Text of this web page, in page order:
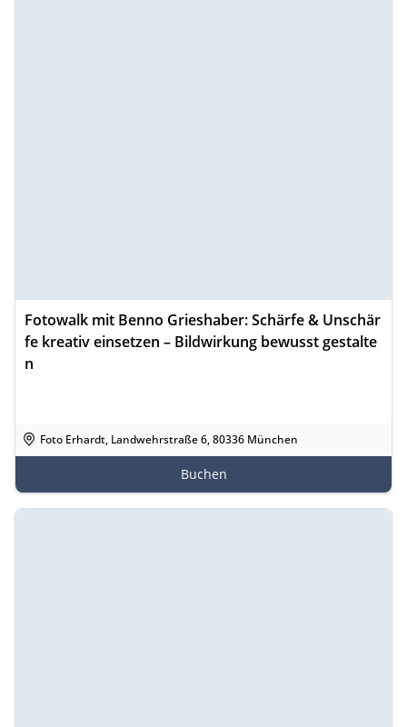
Fotowalk mit Benno Grieshaber: Schärfe & Unschär
fe kreativ einsetzen – Bildwirkung bewusst gestalte
n
Foto Erhardt, Landwehrstraße 6, 80336 München
Buchen